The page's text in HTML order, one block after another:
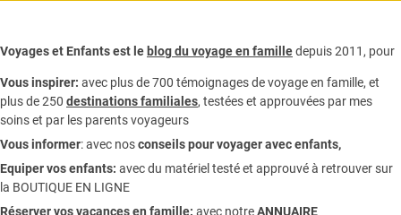
Voyages et Enfants est le blog du voyage en familledepuis 2011, pour
Vous inspirer: avec plus de 700 témoignages devoyage en famille, et
plus de 250 destinations familiales, testées et approuvées par mes
soins et par les parents voyageurs
Vous informer:avec nosconseils pour voyager avec enfants,
Equiper vos enfants: avec du matériel testé et approuvé à retrouver sur
la BOUTIQUE EN LIGNE
Réserver vos vacances en famille: avec notreANNUAIRE